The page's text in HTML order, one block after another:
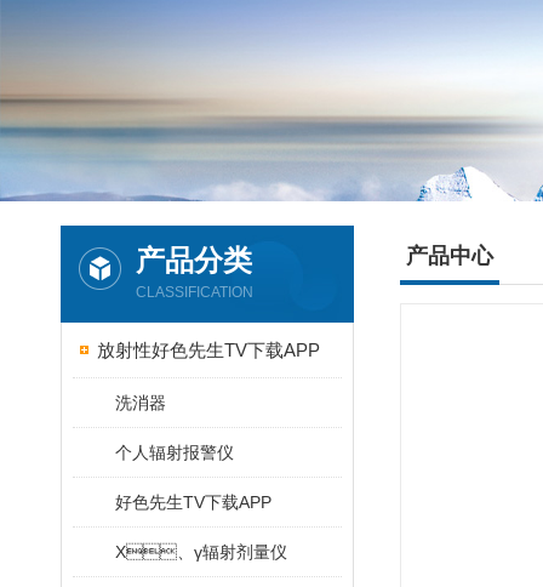
产品分类
CLASSIFICATION
放射性好色先生TV下载APP
洗消器
个人辐射报警仪
好色先生TV下载APP
X、γ辐射剂量仪
产品中心